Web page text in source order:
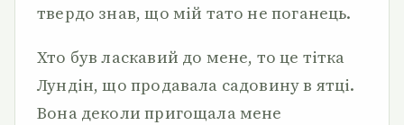
твердо знав, що мій тато не поганець.
Хто був ласкавий до мене, то це тітка
Лундін, що продавала садовину в ятці.
Вона деколи пригощала мене